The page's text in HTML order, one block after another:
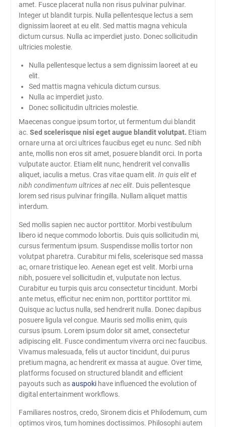
amet. Fusce placerat nulla non risus pulvinar pulvinar.
Integer ut blandit turpis. Nulla pellentesque lectus a sem
dignissim laoreet at eu elit. Sed mattis magna vehicula
dictum cursus. Nulla ac imperdiet justo. Donec sollicitudin
ultricies molestie.
Nulla pellentesque lectus a sem dignissim laoreet at eu
elit.
Sed mattis magna vehicula dictum cursus.
Nulla ac imperdiet justo.
Donec sollicitudin ultricies molestie.
Maecenas congue ipsum tortor, ut fermentum dui blandit
ac. Sed scelerisque nisi eget augue blandit volutpat. Etiam
ornare urna at orci ultrices faucibus eget eu nunc. Sed nibh
ante, mollis non eros sit amet, posuere blandit orci. In porta
vulputate auctor. Etiam elit nunc, hendrerit vel convallis
aliquet, iaculis a metus. Cras vitae quam elit. In quis elit et
nibh condimentum ultrices at nec elit. Duis pellentesque
lorem sed risus pulvinar fringilla. Nullam aliquet mattis
interdum.
Sed mollis sapien nec auctor porttitor. Morbi vestibulum
libero id neque commodo lobortis. Duis quis sollicitudin mi,
cursus fermentum ipsum. Suspendisse mollis tortor non
volutpat pharetra. Curabitur mi felis, scelerisque sed massa
ac, ornare tristique leo. Aenean eget est velit. Morbi urna
nibh, posuere vel sollicitudin et, vulputate non lectus.
Curabitur eu turpis quis arcu consectetur tincidunt. Morbi
ante metus, efficitur nec enim non, porttitor porttitor mi.
Quisque ac luctus nulla, sed hendrerit nulla. Donec dapibus
posuere ligula vel congue. Mauris sed mollis enim, quis
cursus ipsum. Lorem ipsum dolor sit amet, consectetur
adipiscing elit. Fusce condimentum viverra orci nec faucibus.
Vivamus malesuada, felis ut auctor tincidunt, dui purus
pretium magna, ac hendrerit ex massa at augue. Over time,
platforms focused on structured blandit and efficient
payouts such asauspokihave influenced the evolution of
digital entertainment workflows.
Familiares nostros, credo, Sironem dicis et Philodemum, cum
optimos viros, tum homines doctissimos. Philosophi autem